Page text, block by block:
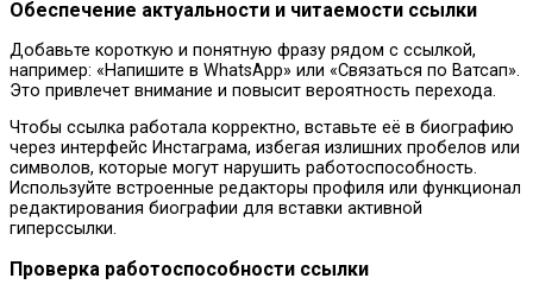
Обеспечение актуальности и читаемости ссылки
Добавьте короткую и понятную фразу рядом с ссылкой,
например: «Напишите в WhatsApp» или «Связаться по Ватсап».
Это привлечет внимание и повысит вероятность перехода.
Чтобы ссылка работала корректно, вставьте её в биографию
через интерфейс Инстаграма, избегая излишних пробелов или
символов, которые могут нарушить работоспособность.
Используйте встроенные редакторы профиля или функционал
редактирования биографии для вставки активной
гиперссылки.
Проверка работоспособности ссылки